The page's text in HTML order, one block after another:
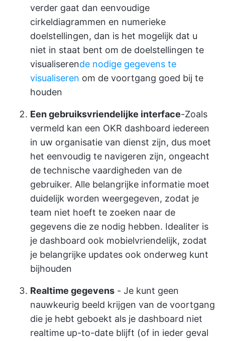
verder gaat dan eenvoudige
cirkeldiagrammen en numerieke
doelstellingen, dan is het mogelijk dat u
niet in staat bent om de doelstellingen te
visualiserende nodige gegevens te
visualiseren om de voortgang goed bij te
houden
Een gebruiksvriendelijke interface-Zoals
vermeld kan een OKR dashboard iedereen
in uw organisatie van dienst zijn, dus moet
het eenvoudig te navigeren zijn, ongeacht
de technische vaardigheden van de
gebruiker. Alle belangrijke informatie moet
duidelijk worden weergegeven, zodat je
team niet hoeft te zoeken naar de
gegevens die ze nodig hebben. Idealiter is
je dashboard ook mobielvriendelijk, zodat
je belangrijke updates ook onderweg kunt
bijhouden
Realtime gegevens - Je kunt geen
nauwkeurig beeld krijgen van de voortgang
die je hebt geboekt als je dashboard niet
realtime up-to-date blijft (of in ieder geval